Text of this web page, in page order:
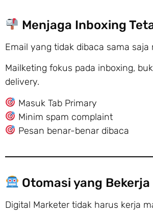
Menjaga Inboxing
Email yang tidak dibaca sama saja
Mailketing fokus pada inboxing,
delivery.
Masuk Tab Primary
Minim spam complaint
Pesan benar-benar dibaca
Otomasi yang
Digital Marketer tidak harus kerja